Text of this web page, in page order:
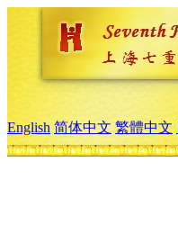
English 简体中文 繁體中文